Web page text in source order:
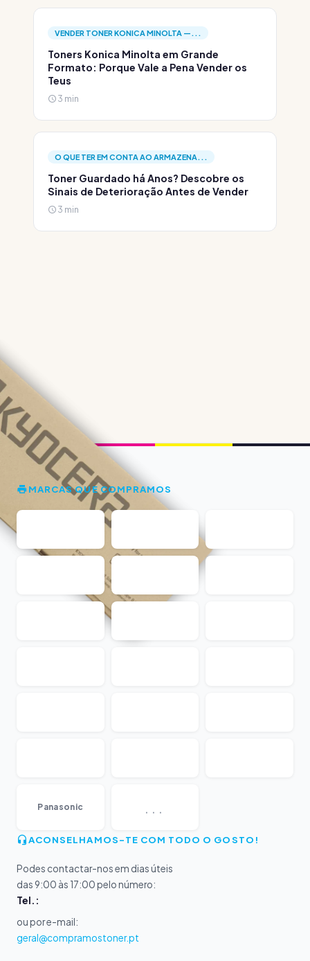
VENDER TONER KONICA MINOLTA —...
Toners Konica Minolta em Grande
Formato: Porque Vale a Pena Vender os
Teus
3 min
O QUE TER EM CONTA AO ARMAZENA...
Toner Guardado há Anos? Descobre os
Sinais de Deterioração Antes de Vender
3 min
MARCAS QUE COMPRAMOS
Panasonic ...
ACONSELHAMOS-TE COM TODO O GOSTO!
Podes contactar-nos em dias úteis
das 9:00 às 17:00 pelo número:
Tel.:
ou por e-mail:
geral@compramostoner.pt